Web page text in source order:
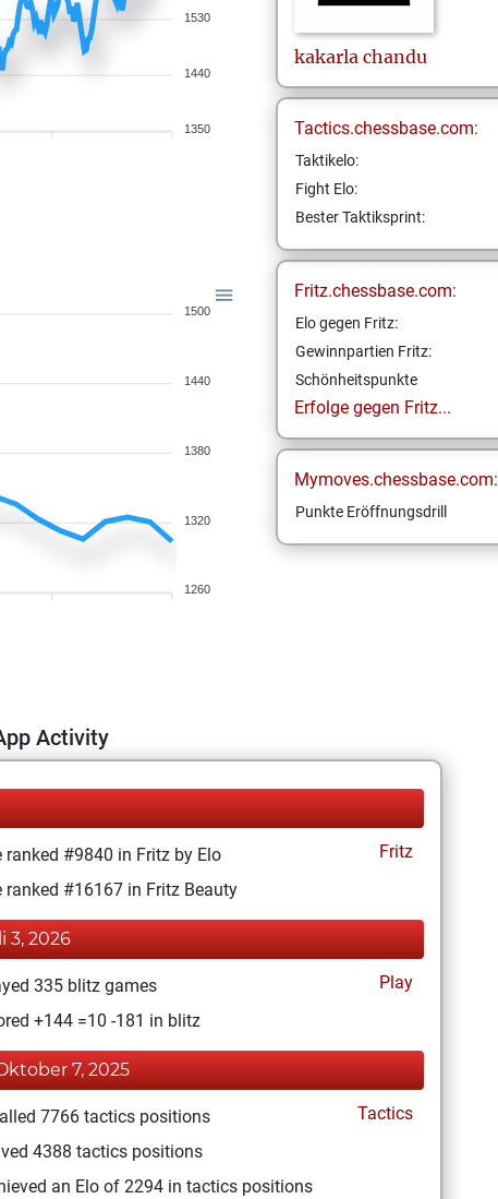
1530
1440
1350
1500
1440
1380
1320
1260
kakarla chandu
Tactics.chessbase.com:
Taktikelo:
Fight Elo:
Bester Taktiksprint:
Fritz.chessbase.com:
Elo gegen Fritz:
Gewinnpartien Fritz:
Schönheitspunkte
Erfolge gegen Fritz...
Mymoves.chessbase.com:
Punkte Eröffnungsdrill
Activity
ranked #9840 in Fritz by Elo
Fritz
ranked #16167 in Fritz Beauty
3, 2026
335 blitz games
Play
+144 =10 -181 in blitz
7, 2025
7766 tactics positions
Tactics
4388 tactics positions
an Elo of 2294 in tactics positions